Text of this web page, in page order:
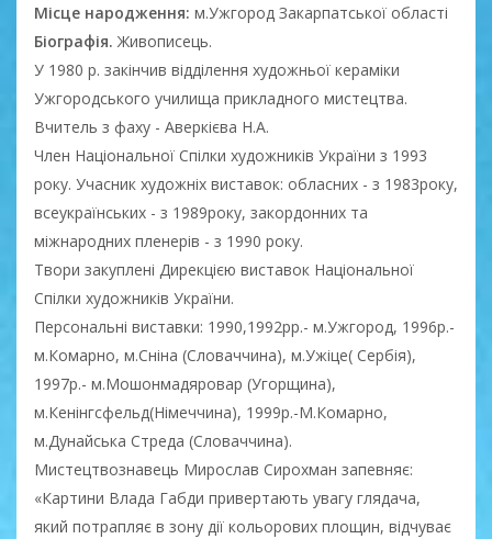
Місце народження: м.Ужгород Закарпатської області
Біографія. Живописець.
У 1980 р. закінчив відділення художньої кераміки
Ужгородського училища прикладного мистецтва.
Вчитель з фаху - Аверкієва Н.А.
Член Національної Спілки художників України з 1993
року. Учасник художніх виставок: обласних - з 1983року,
всеукраїнських - з 1989року, закордонних та
міжнародних пленерів - з 1990 року.
Твори закуплені Дирекцією виставок Національної
Спілки художників України.
Персональні виставки: 1990,1992рр.- м.Ужгород, 1996р.-
м.Комарно, м.Сніна (Словаччина), м.Ужіце( Сербія),
1997р.- м.Мошонмадяровар (Угорщина),
м.Кенінгсфельд(Німеччина), 1999р.-М.Комарно,
м.Дунайська Стреда (Словаччина).
Мистецтвознавець Мирослав Сирохман запевняє:
«Картини Влада Габди привертають увагу глядача,
який потрапляє в зону дії кольорових площин, відчуває